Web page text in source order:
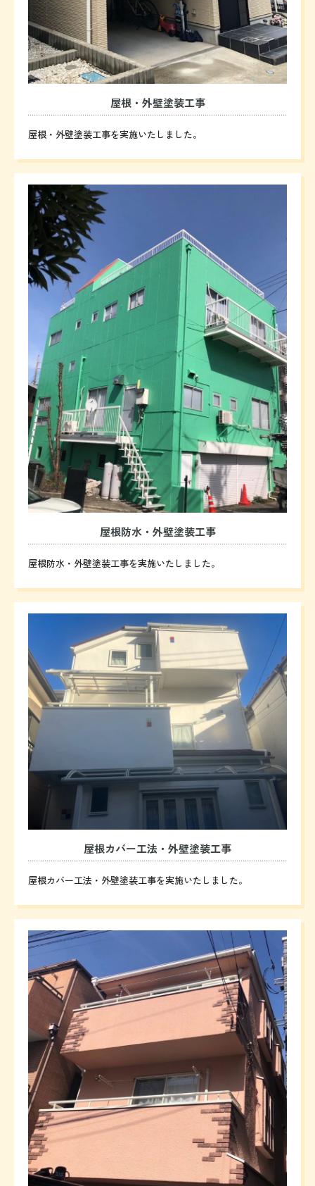
屋根・外壁塗装工事
屋根・外壁塗装工事を実施いたしました。
屋根防水・外壁塗装工事
屋根防水・外壁塗装工事を実施いたしました。
屋根カバー工法・外壁塗装工事
屋根カバー工法・外壁塗装工事を実施いたしました。